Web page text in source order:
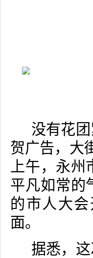
没有花
贺广告，大
上午，永州
平凡如常的
的市人大
面。
据悉，